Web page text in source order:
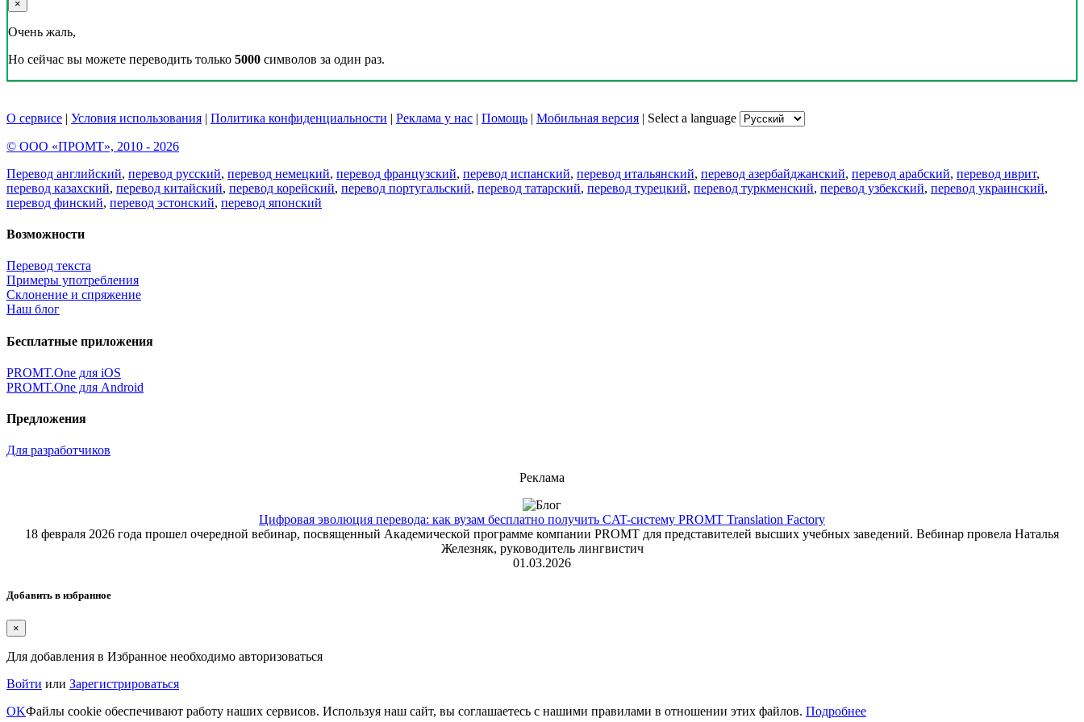
×
Очень жаль,
Но сейчас вы можете переводить только 5000 символов за один раз.
О сервисе | Условия использования | Политика конфиденциальности | Реклама у нас | Помощь | Мобильная версия | Select a language
© ООО «ПРОМТ», 2010 - 2026
Перевод английский, перевод русский, перевод немецкий, перевод французский, перевод испанский, перевод итальянский, перевод азербайджанский, перевод арабский, перевод иврит,
перевод казахский, перевод китайский, перевод корейский, перевод португальский, перевод татарский, перевод турецкий, перевод туркменский, перевод узбекский, перевод украинский,
перевод финский, перевод эстонский, перевод японский
Возможности
Перевод текста
Примеры употребления
Склонение и спряжение
Наш блог
Бесплатные приложения
PROMT.One для iOS
PROMT.One для Android
Предложения
Для разработчиков
Реклама
Цифровая эволюция перевода: как вузам бесплатно получить CAT-систему PROMT Translation Factory
18 февраля 2026 года прошел очередной вебинар, посвященный Академической программе компании PROMT для представителей высших учебных заведений. Вебинар провела Наталья
Железняк, руководитель лингвистич
01.03.2026
Добавить в избранное
×
Для добавления в Избранное необходимо авторизоваться
Войти или Зарегистрироваться
OKФайлы cookie обеспечивают работу наших сервисов. Используя наш сайт, вы соглашаетесь с нашими правилами в отношении этих файлов. Подробнее